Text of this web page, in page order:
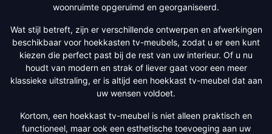
woonruimte opgeruimd en georganiseerd.
Wat stijl betreft, zijn er verschillende ontwerpen en afwerkingen
beschikbaar voor hoekkasten tv-meubels, zodat u er een kunt
kiezen die perfect past bij de rest van uw interieur. Of u nu
houdt van modern en strak of liever gaat voor een meer
klassieke uitstraling, er is altijd een hoekkast tv-meubel dat aan
uw wensen voldoet.
Kortom, een hoekkast tv-meubel is niet alleen praktisch en
functioneel, maar ook een esthetische toevoeging aan uw